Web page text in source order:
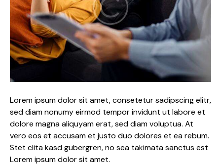
Lorem ipsum dolor sit amet, consetetur sadipscing elitr,
sed diam nonumy eirmod tempor invidunt ut labore et
dolore magna aliquyam erat, sed diam voluptua. At
vero eos et accusam et justo duo dolores et ea rebum.
Stet clita kasd gubergren, no sea takimata sanctus est
Lorem ipsum dolor sit amet.